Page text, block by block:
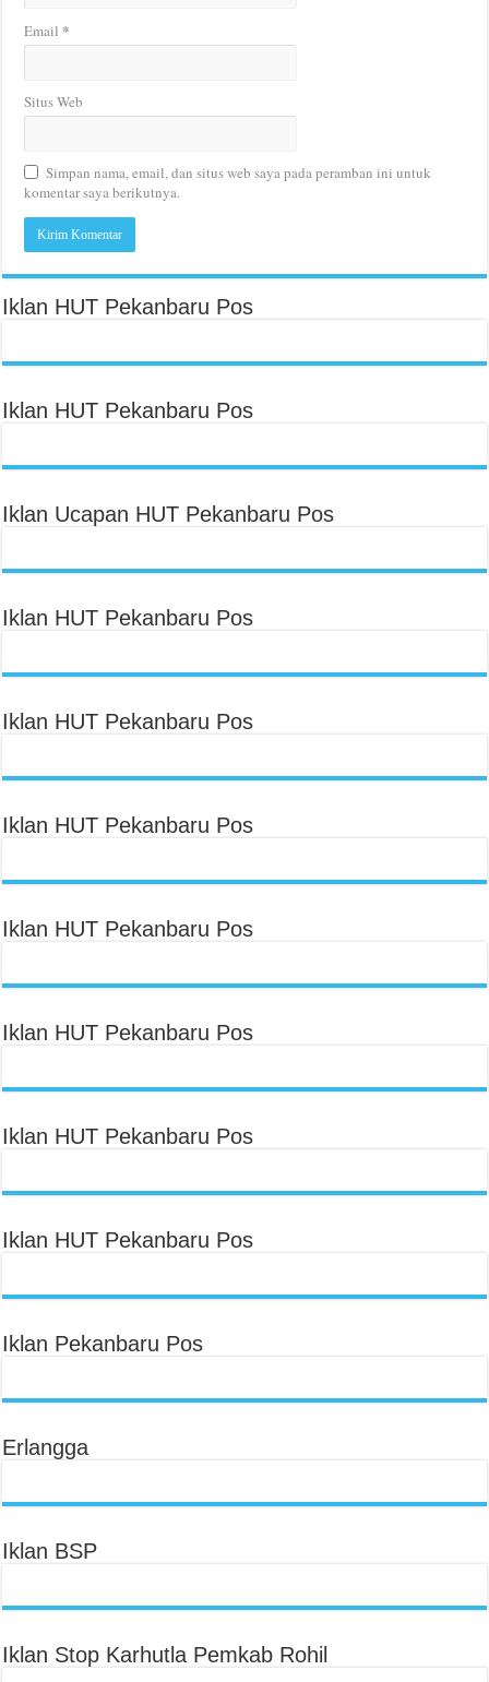
Email *
Situs Web
Simpan nama, email, dan situs web saya pada peramban ini untuk
komentar saya berikutnya.
Iklan HUT Pekanbaru Pos
Iklan HUT Pekanbaru Pos
Iklan Ucapan HUT Pekanbaru Pos
Iklan HUT Pekanbaru Pos
Iklan HUT Pekanbaru Pos
Iklan HUT Pekanbaru Pos
Iklan HUT Pekanbaru Pos
Iklan HUT Pekanbaru Pos
Iklan HUT Pekanbaru Pos
Iklan HUT Pekanbaru Pos
Iklan Pekanbaru Pos
Erlangga
Iklan BSP
Iklan Stop Karhutla Pemkab Rohil